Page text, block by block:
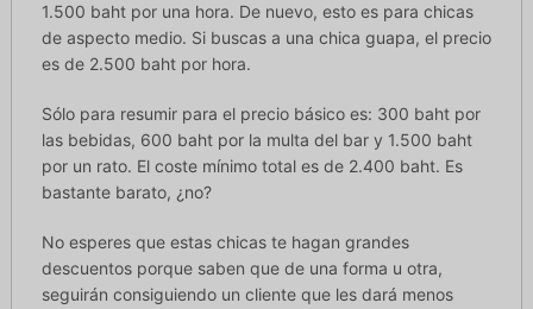
1.500 baht por una hora. De nuevo, esto es para chicas
de aspecto medio. Si buscas a una chica guapa, el precio
es de 2.500 baht por hora.
Sólo para resumir para el precio básico es: 300 baht por
las bebidas, 600 baht por la multa del bar y 1.500 baht
por un rato. El coste mínimo total es de 2.400 baht. Es
bastante barato, ¿no?
No esperes que estas chicas te hagan grandes
descuentos porque saben que de una forma u otra,
seguirán consiguiendo un cliente que les dará menos